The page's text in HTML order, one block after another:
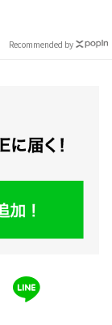
Recommended by